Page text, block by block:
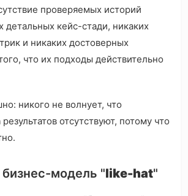
проверяемых историй
детальных кейс-стади, никаких
и никаких достоверных
что их подходы действительно
никого не волнует, что
отсутствуют, потому что
модель "like-hat"